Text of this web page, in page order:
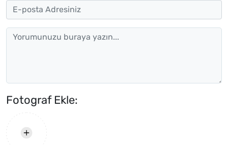
Fotograf Ekle: